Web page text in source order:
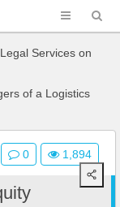
Legal Services on
of a Logistics
0 1,894